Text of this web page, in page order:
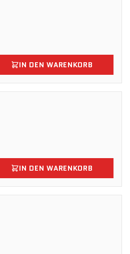
IN DEN WARENKORB
IN DEN WARENKORB